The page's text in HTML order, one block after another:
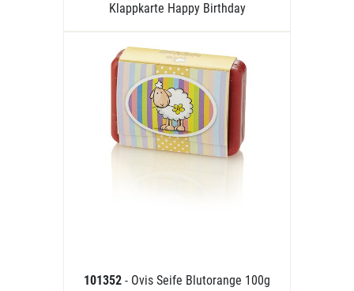
Klappkarte Happy Birthday
101352 - Ovis Seife Blutorange 100g